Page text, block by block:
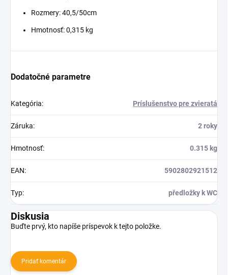
Rozmery: 40,5/50cm
Hmotnosť: 0,315 kg
Dodatočné parametre
Kategória: Príslušenstvo pre zvieratá
Záruka: 2 roky
Hmotnosť: 0.315 kg
EAN: 5902802921512
Typ: předložky k WC
Diskusia
Buďte prvý, kto napíše príspevok k tejto položke.
Pridať komentár